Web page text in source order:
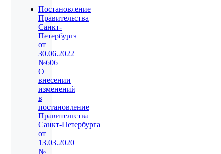
Постановление
Правительства
Санкт-
Петербурга
от
30.06.2022
№606
О
внесении
изменений
в
постановление
Правительства
Санкт‑Петербурга
от
13.03.2020
№